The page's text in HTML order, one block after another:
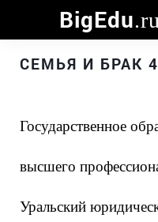
BigEdu.ru
СЕМЬЯ И БРАК 4
Государственное
высшего
Уральский